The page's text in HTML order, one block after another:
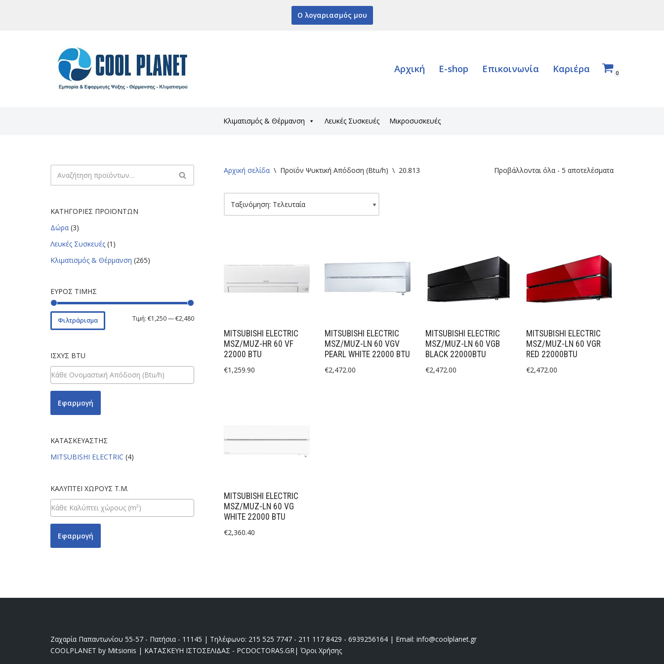
Ο λογαριασμός μου
Αρχική E-shop Επικοινωνία Καριέρα 0
Κλιματισμός & Θέρμανση Λευκές Συσκευές Μικροσυσκευές
ΚΑΤΗΓΟΡΊΕΣ ΠΡΟΪΌΝΤΩΝ
Δώρα (3)
Λευκές Συσκευές (1)
Κλιματισμός & Θέρμανση (265)
ΕΎΡΟΣ ΤΙΜΉΣ
Φιλτράρισμα Τιμή: €1,250—€2,480
ΙΣΧΎΣ BTU
Εφαρμογή
ΚΑΤΑΣΚΕΥΑΣΤΉΣ
MITSUBISHI ELECTRIC (4)
ΚΑΛΎΠΤΕΙ ΧΏΡΟΥΣ Τ.Μ.
Εφαρμογή
Αρχική σελίδα \ Προϊόν Ψυκτική Απόδοση (Btu/h) \ 20.813 Προβάλλονται όλα - 5 αποτελέσματα
MITSUBISHI ELECTRIC
MSZ/MUZ-HR 60 VF
22000 BTU
€1,259.90
MITSUBISHI ELECTRIC
MSZ/MUZ-LN 60 VGV
PEARL WHITE 22000 BTU
€2,472.00
MITSUBISHI ELECTRIC
MSZ/MUZ-LN 60 VGB
BLACK 22000BTU
€2,472.00
MITSUBISHI ELECTRIC
MSZ/MUZ-LN 60 VGR
RED 22000BTU
€2,472.00
MITSUBISHI ELECTRIC
MSZ/MUZ-LN 60 VG
WHITE 22000 BTU
€2,360.40
Ζαχαρία Παπαντωνίου 55-57 - Πατήσια - 11145 | Τηλέφωνο: 215 525 7747 - 211 117 8429 - 6939256164 | Email: info@coolplanet.gr
COOLPLANET by Mitsionis | ΚΑΤΑΣΚΕΥΗ ΙΣΤΟΣΕΛΙΔΑΣ - PCDOCTORAS.GR| Όροι Χρήσης